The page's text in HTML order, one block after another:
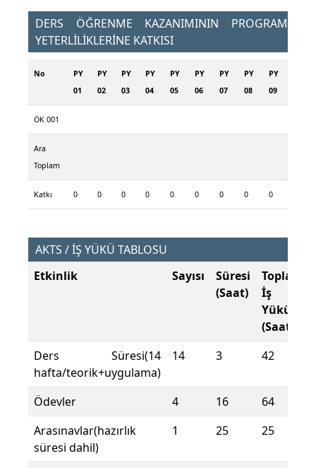
DERS ÖĞRENME KAZANIMININ PROGRAM
YETERLİLİKLERİNE KATKISI
No
PY
01
PY
02
PY
03
PY
04
PY
05
PY
06
PY
07
PY
08
PY
09
ÖK 001
Ara
Toplam
Katkı 0 0 0 0 0 0 0 0 0
AKTS / İŞ YÜKÜ TABLOSU
Etkinlik
Sayısı
Süresi
(Saat)
Toplam
İş
Yükü
(Saat)
Ders Süresi(14
hafta/teorik+uygulama)
14 3 42
Ödevler 4 16
64
Arasınavlar(hazırlık
süresi dahil)
1 25 25